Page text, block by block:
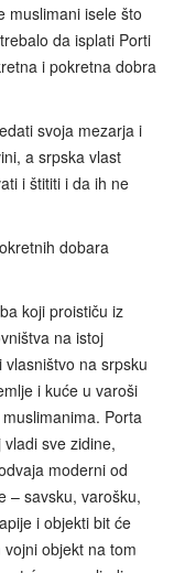
muslimani isele što
da isplati Porti
i pokretna dobra
svoja mezarja i
a srpska vlast
i štititi i da ih ne
dobara
koji proističu iz
na istoj
na srpsku
i kuće u varoši
Porta
sve zidine,
moderni od
– savsku, varošku,
i objekti bit će
objekt na tom